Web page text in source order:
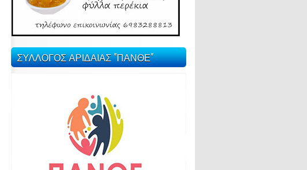
ΣΥΛΛΟΓΟΣ ΑΡΙΔΑΙΑΣ "ΠΑΝΘΕ"